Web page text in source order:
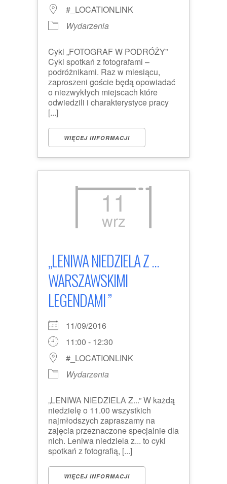
#_LOCATIONLINK
Wydarzenia
Cykl „FOTOGRAF W PODRÓŻY”
Cykl spotkań z fotografami –
podróżnikami. Raz w miesiącu,
zaproszeni goście będą opowiadać
o niezwykłych miejscach które
odwiedzili i charakterystyce pracy
[...]
WIĘCEJ INFORMACJI
11
wrz
„LENIWA NIEDZIELA Z ...
WARSZAWSKIMI
LEGENDAMI ”
11/09/2016
11:00 - 12:30
#_LOCATIONLINK
Wydarzenia
„LENIWA NIEDZIELA Z...” W każdą
niedzielę o 11.00 wszystkich
najmłodszych zapraszamy na
zajęcia przeznaczone specjalnie dla
nich. Leniwa niedziela z... to cykl
spotkań z fotografią, [...]
WIĘCEJ INFORMACJI